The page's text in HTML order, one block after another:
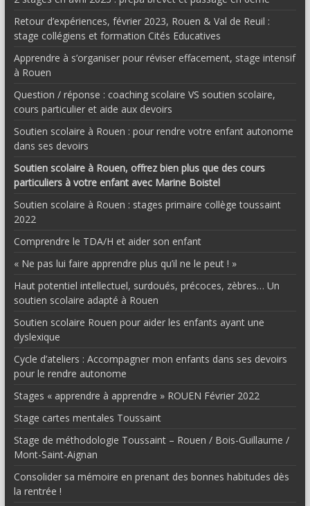
Retour d’expériences, février 2023, Rouen & Val de Reuil :
stage collégiens et formation Cités Educatives
Apprendre à s’organiser pour réviser effacement, stage intensif
à Rouen
Question / réponse : coaching scolaire VS soutien scolaire,
cours particulier et aide aux devoirs
Soutien scolaire à Rouen : pour rendre votre enfant autonome
dans ses devoirs
Soutien scolaire à Rouen, offrez bien plus que des cours
particuliers à votre enfant avec Marine Boistel
Soutien scolaire à Rouen : stages primaire collège toussaint
2022
Comprendre le TDA/H et aider son enfant
« Ne pas lui faire apprendre plus qu’il ne le peut ! »
Haut potentiel intellectuel, surdoués, précoces, zèbres… Un
soutien scolaire adapté à Rouen
Soutien scolaire Rouen pour aider les enfants ayant une
dyslexique
Cycle d’ateliers : Accompagner mon enfants dans ses devoirs
pour le rendre autonome
Stages « apprendre à apprendre » ROUEN Février 2022
Stage cartes mentales Toussaint
Stage de méthodologie Toussaint – Rouen / Bois-Guillaume /
Mont-Saint-Aignan
Consolider sa mémoire en prenant des bonnes habitudes dès
la rentrée !